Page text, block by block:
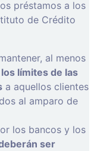
préstamos a los
de Crédito
al menos
los límites de las
a aquellos clientes
al amparo de
los bancos y los
ser